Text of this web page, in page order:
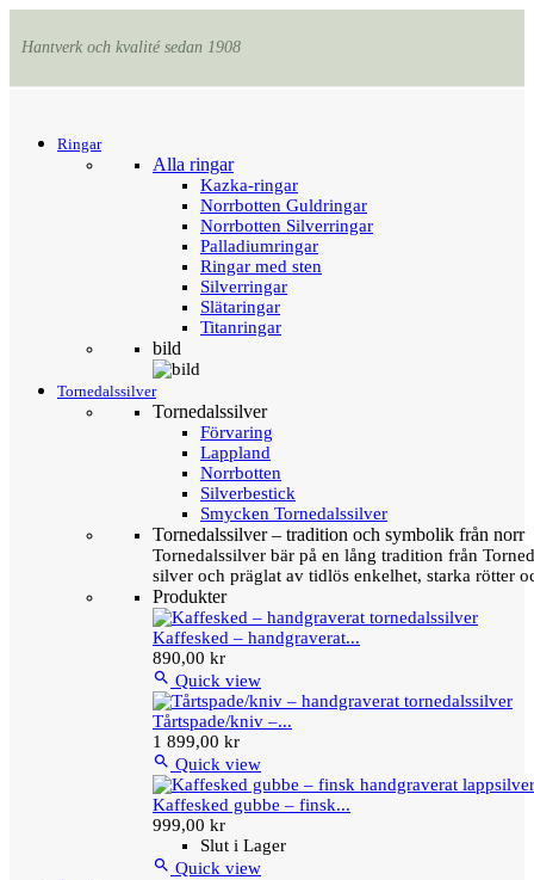
Hantverk och kvalité sedan 1908
Ringar
Alla ringar
Kazka-ringar
Norrbotten Guldringar
Norrbotten Silverringar
Palladiumringar
Ringar med sten
Silverringar
Slätaringar
Titanringar
bild
Tornedalssilver
Tornedalssilver
Förvaring
Lappland
Norrbotten
Silverbestick
Smycken Tornedalssilver
Tornedalssilver – tradition och symbolik från norr
Tornedalssilver bär på en lång tradition från
silver och präglat av tidlös enkelhet, starka rötter
Produkter
Kaffesked – handgraverat...
890,00 kr
 Quick view
Tårtspade/kniv –...
1 899,00 kr
 Quick view
Kaffesked gubbe – finsk...
999,00 kr
Slut i Lager
 Quick view